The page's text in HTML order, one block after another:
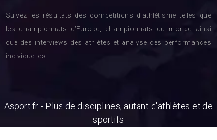
Suivez les résultats des compétitions d’athlétisme telles que
les championnats d’Europe, championnats du monde ainsi
que des interviews des athlètes et analyse des performances
individuelles.
Asport.fr - Plus de disciplines, autant d'athlètes et de
sportifs